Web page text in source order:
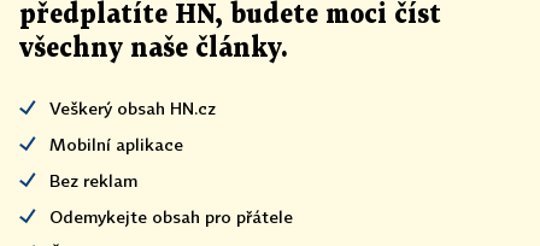
předplatíte HN, budete moci číst
všechny naše články.
Veškerý obsah HN.cz
Mobilní aplikace
Bez reklam
Odemykejte obsah pro přátele